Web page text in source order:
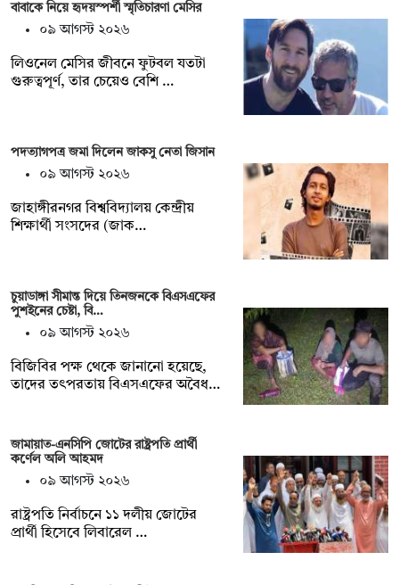
বাবাকে নিয়ে হৃদয়স্পর্শী স্মৃতিচারণা মেসির
০৯ আগস্ট ২০২৬
লিওনেল মেসির জীবনে ফুটবল যতটা
গুরুত্বপূর্ণ, তার চেয়েও বেশি …
পদত্যাগপত্র জমা দিলেন জাকসু নেতা জিসান
০৯ আগস্ট ২০২৬
জাহাঙ্গীরনগর বিশ্ববিদ্যালয় কেন্দ্রীয়
শিক্ষার্থী সংসদের (জাক…
চুয়াডাঙ্গা সীমান্ত দিয়ে তিনজনকে বিএসএফের
পুশইনের চেষ্টা, বি…
০৯ আগস্ট ২০২৬
বিজিবির পক্ষ থেকে জানানো হয়েছে,
তাদের তৎপরতায় বিএসএফের অবৈধ…
জামায়াত-এনসিপি জোটের রাষ্ট্রপতি প্রার্থী
কর্ণেল অলি আহমদ
০৯ আগস্ট ২০২৬
রাষ্ট্রপতি নির্বাচনে ১১ দলীয় জোটের
প্রার্থী হিসেবে লিবারেল …